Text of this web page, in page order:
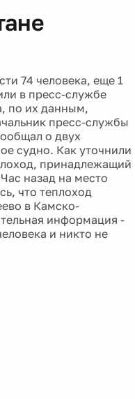
74 человека, еще 1
в пресс-службе
по их данным,
пресс-службы
о двух
судно. Как уточнили
принадлежащий
назад на место
что теплоход
в Камско-
информация -
и никто не